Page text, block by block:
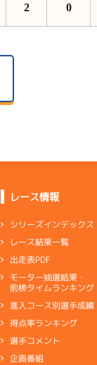
2 0
レース情報
シリーズインデックス
レース結果一覧
出走表PDF
モーター抽選結果・
前検タイムランキング
進入コース別選手成績
得点率ランキング
選手コメント
企画番組